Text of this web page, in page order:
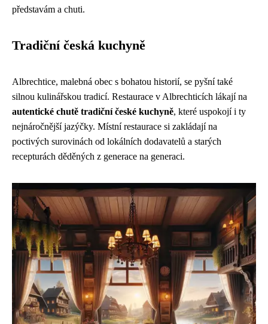
představám a chuti.
Tradiční česká kuchyně
Albrechtice, malebná obec s bohatou historií, se pyšní také
silnou kulinářskou tradicí. Restaurace v Albrechticích lákají na
autentické chutě tradiční české kuchyně, které uspokojí i ty
nejnáročnější jazýčky. Místní restaurace si zakládají na
poctivých surovinách od lokálních dodavatelů a starých
recepturách děděných z generace na generaci.